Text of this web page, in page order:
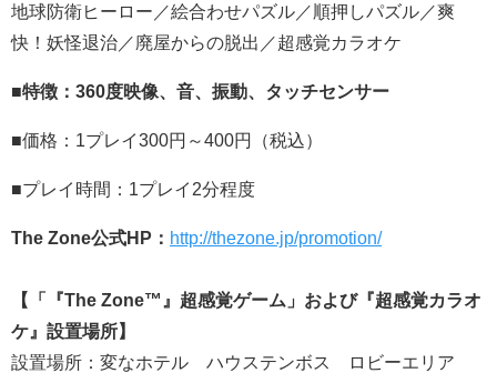
地球防衛ヒーロー／絵合わせパズル／順押しパズル／爽
快！妖怪退治／廃屋からの脱出／超感覚カラオケ
■特徴：360度映像、音、振動、タッチセンサー
■価格：1プレイ300円～400円（税込）
■プレイ時間：1プレイ2分程度
The Zone公式HP： http://thezone.jp/promotion/
【「『The Zone™』超感覚ゲーム」および『超感覚カラオ
ケ』設置場所】
設置場所：変なホテル ハウステンボス ロビーエリア